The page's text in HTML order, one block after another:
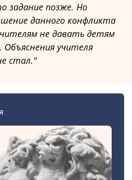
задание позже. Но
данного конфликта
не давать детям
Объяснения учителя
стал.